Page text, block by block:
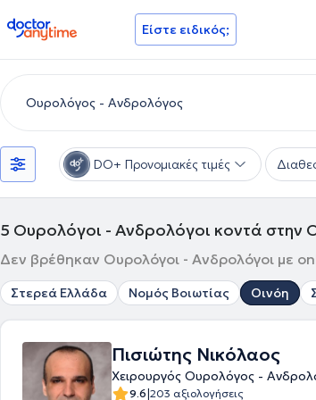
doctoranytime Είστε ειδικός;
DO+ Προνομιακές τιμές
5 Ουρολόγοι - Ανδρολόγοι κοντά στην
Δεν βρέθηκαν Ουρολόγοι - Ανδρολόγοι με
Στερεά Ελλάδα Νομός Βοιωτίας Οινόη
Πισιώτης Νικόλαος
Χειρουργός Ουρολόγος -
9.6|203 αξιολογήσεις